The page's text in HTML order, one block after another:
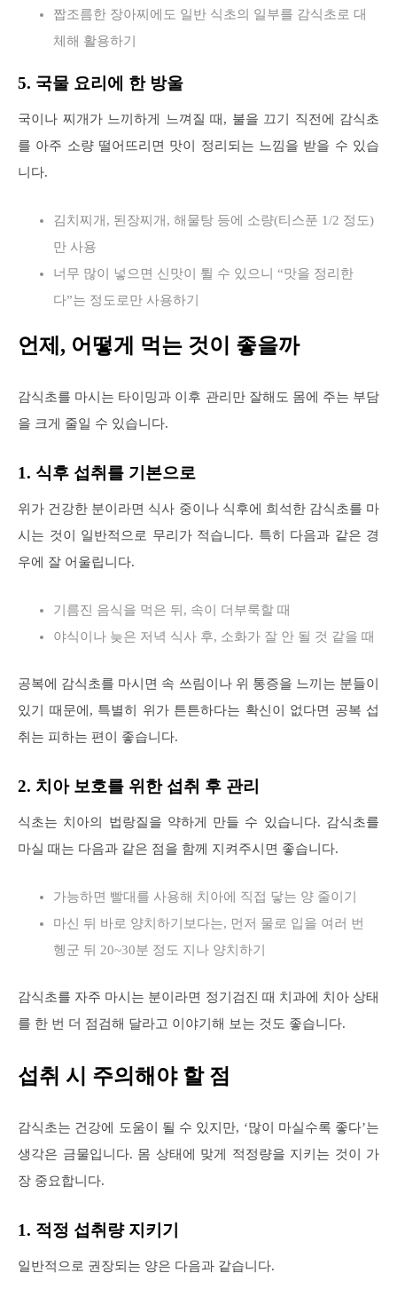
짭조름한 장아찌에도 일반 식초의 일부를 감식초로 대
체해 활용하기
5. 국물 요리에 한 방울
국이나 찌개가 느끼하게 느껴질 때, 불을 끄기 직전에 감식초
를 아주 소량 떨어뜨리면 맛이 정리되는 느낌을 받을 수 있습
니다.
김치찌개, 된장찌개, 해물탕 등에 소량(티스푼 1/2 정도)
만 사용
너무 많이 넣으면 신맛이 튈 수 있으니 “맛을 정리한
다”는 정도로만 사용하기
언제, 어떻게 먹는 것이 좋을까
감식초를 마시는 타이밍과 이후 관리만 잘해도 몸에 주는 부담
을 크게 줄일 수 있습니다.
1. 식후 섭취를 기본으로
위가 건강한 분이라면 식사 중이나 식후에 희석한 감식초를 마
시는 것이 일반적으로 무리가 적습니다. 특히 다음과 같은 경
우에 잘 어울립니다.
기름진 음식을 먹은 뒤, 속이 더부룩할 때
야식이나 늦은 저녁 식사 후, 소화가 잘 안 될 것 같을 때
공복에 감식초를 마시면 속 쓰림이나 위 통증을 느끼는 분들이
있기 때문에, 특별히 위가 튼튼하다는 확신이 없다면 공복 섭
취는 피하는 편이 좋습니다.
2. 치아 보호를 위한 섭취 후 관리
식초는 치아의 법랑질을 약하게 만들 수 있습니다. 감식초를
마실 때는 다음과 같은 점을 함께 지켜주시면 좋습니다.
가능하면 빨대를 사용해 치아에 직접 닿는 양 줄이기
마신 뒤 바로 양치하기보다는, 먼저 물로 입을 여러 번
헹군 뒤 20~30분 정도 지나 양치하기
감식초를 자주 마시는 분이라면 정기검진 때 치과에 치아 상태
를 한 번 더 점검해 달라고 이야기해 보는 것도 좋습니다.
섭취 시 주의해야 할 점
감식초는 건강에 도움이 될 수 있지만, ‘많이 마실수록 좋다’는
생각은 금물입니다. 몸 상태에 맞게 적정량을 지키는 것이 가
장 중요합니다.
1. 적정 섭취량 지키기
일반적으로 권장되는 양은 다음과 같습니다.